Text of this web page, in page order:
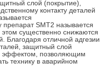
слой (покрытие),
контакту деталей
SMT2 называется
существенно снижаются
Благодаря отличной адгезии
защитный слой
эффектом, позволяющим
технику в аварийном